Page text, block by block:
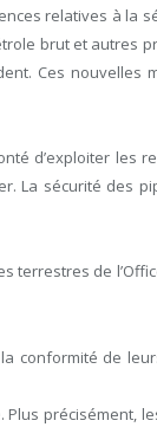
relatives à la
brut et autres
Ces nouvelles
d’exploiter les
La sécurité des
de
conformité de
précisément,